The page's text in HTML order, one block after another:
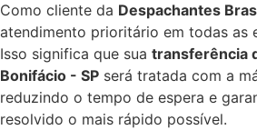
Como cliente da Despachantes
atendimento prioritário em todas as
Isso significa que sua transferência
Bonifácio - SP será tratada com a
reduzindo o tempo de espera e
resolvido o mais rápido possível.